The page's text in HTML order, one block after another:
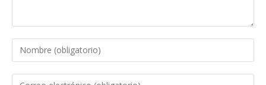
Introduce
tu
nombre
Introduce